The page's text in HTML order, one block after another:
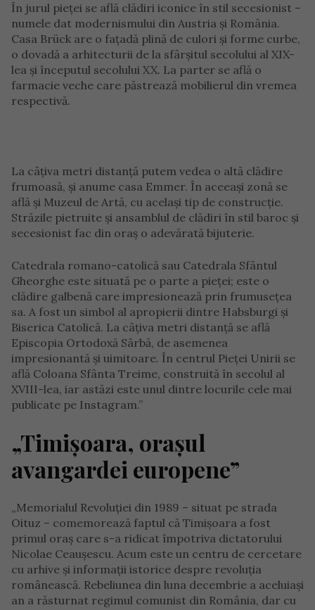
În jurul pieței se află clădiri iconice în stil secesionist –
numele dat modernismului din Austria și România.
Casa Brück are o fațadă plină de culori și forme curbe,
o dovadă a arhitecturii de la sfârșitul secolului al XIX-
lea și începutul secolului XX. La parter se află o
farmacie veche care păstrează mobilierul din vremea
respectivă.
La câțiva metri distanță putem vedea o altă clădire
frumoasă, și anume casa Emmer. În aceeași zonă se
află și Muzeul de Artă, cu același tip de construcție.
Străzile pietruite și ansamblul de clădiri în stil baroc și
secesionist fac din oraș o adevărată bijuterie.
Catedrala romano-catolică sau Catedrala Sfântul
Gheorghe este situată pe o parte a pieței; este o
clădire galbenă care impresionează prin frumusețea
sa. A fost un simbol al apropierii dintre Habsburgi și
Biserica Catolică. La câțiva metri distanță se află
Episcopia Ortodoxă Sârbă, de asemenea
impresionantă și uimitoare. În centrul Pieței Unirii se
află Coloana Sfânta Treime, construită în secolul al
XVIII-lea, iar astăzi este unul dintre locurile cele mai
publicate pe Instagram.”
„Timișoara, orașul
avangardei europene”
„Memorialul Revoluției din 1989 – situat pe strada
Oituz – comemorează faptul că Timișoara a fost
primul oraș care s-a ridicat împotriva dictatorului
Nicolae Ceaușescu. Acum este un centru de cercetare
cu arhive și informații istorice despre revoluția
românească. Rebeliunea din luna decembrie a aceluiași
an a răsturnat regimul comunist din România, dar cu